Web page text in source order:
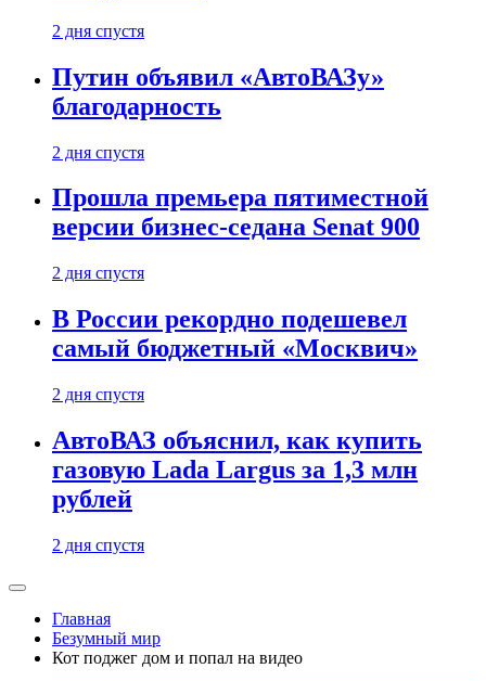
2 дня спустя
Путин объявил «АвтоВАЗу»
благодарность
2 дня спустя
Прошла премьера пятиместной
версии бизнес-седана Senat 900
2 дня спустя
В России рекордно подешевел
самый бюджетный «Москвич»
2 дня спустя
АвтоВАЗ объяснил, как купить
газовую Lada Largus за 1,3 млн
рублей
2 дня спустя
Главная
Безумный мир
Кот поджег дом и попал на видео